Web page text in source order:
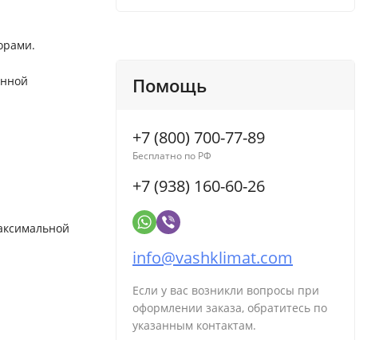
Помощь
+7 (800) 700-77-89
Бесплатно по РФ
+7 (938) 160-60-26
info@vashklimat.com
Если у вас возникли вопросы при
оформлении заказа, обратитесь по
указанным контактам.